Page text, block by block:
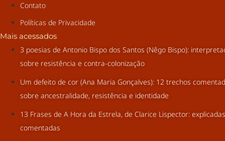
Contato
Políticas de Privacidade
Mais acessados
3 poesias de Antonio Bispo dos Santos (Nêgo Bispo):
sobre resistência e contra-colonização
Um defeito de cor (Ana Maria Gonçalves): 12 trechos
sobre ancestralidade, resistência e identidade
13 Frases de A Hora da Estrela, de Clarice Lispector:
comentadas